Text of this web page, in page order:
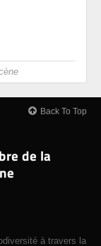
Back To Top
de la
à travers la